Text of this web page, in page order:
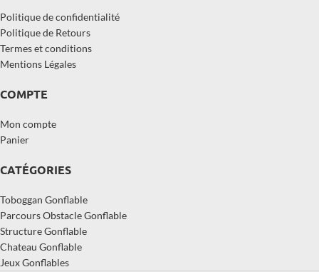
Politique de confidentialité
Politique de Retours
Termes et conditions
Mentions Légales
COMPTE
Mon compte
Panier
CATÉGORIES
Toboggan Gonflable
Parcours Obstacle Gonflable
Structure Gonflable
Chateau Gonflable
Jeux Gonflables